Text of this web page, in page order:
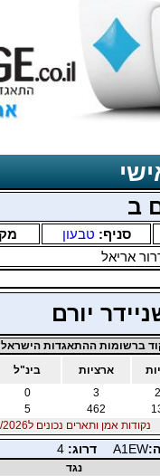
ב
סניף: טבעון
אריאל
יורם
ברשומות ההתאגדות
ארציות בינ"ל
3
0
462
5
נקודות אמן ותארים נכונים ל06/08/2026
A1EW דרוג:4
נגד